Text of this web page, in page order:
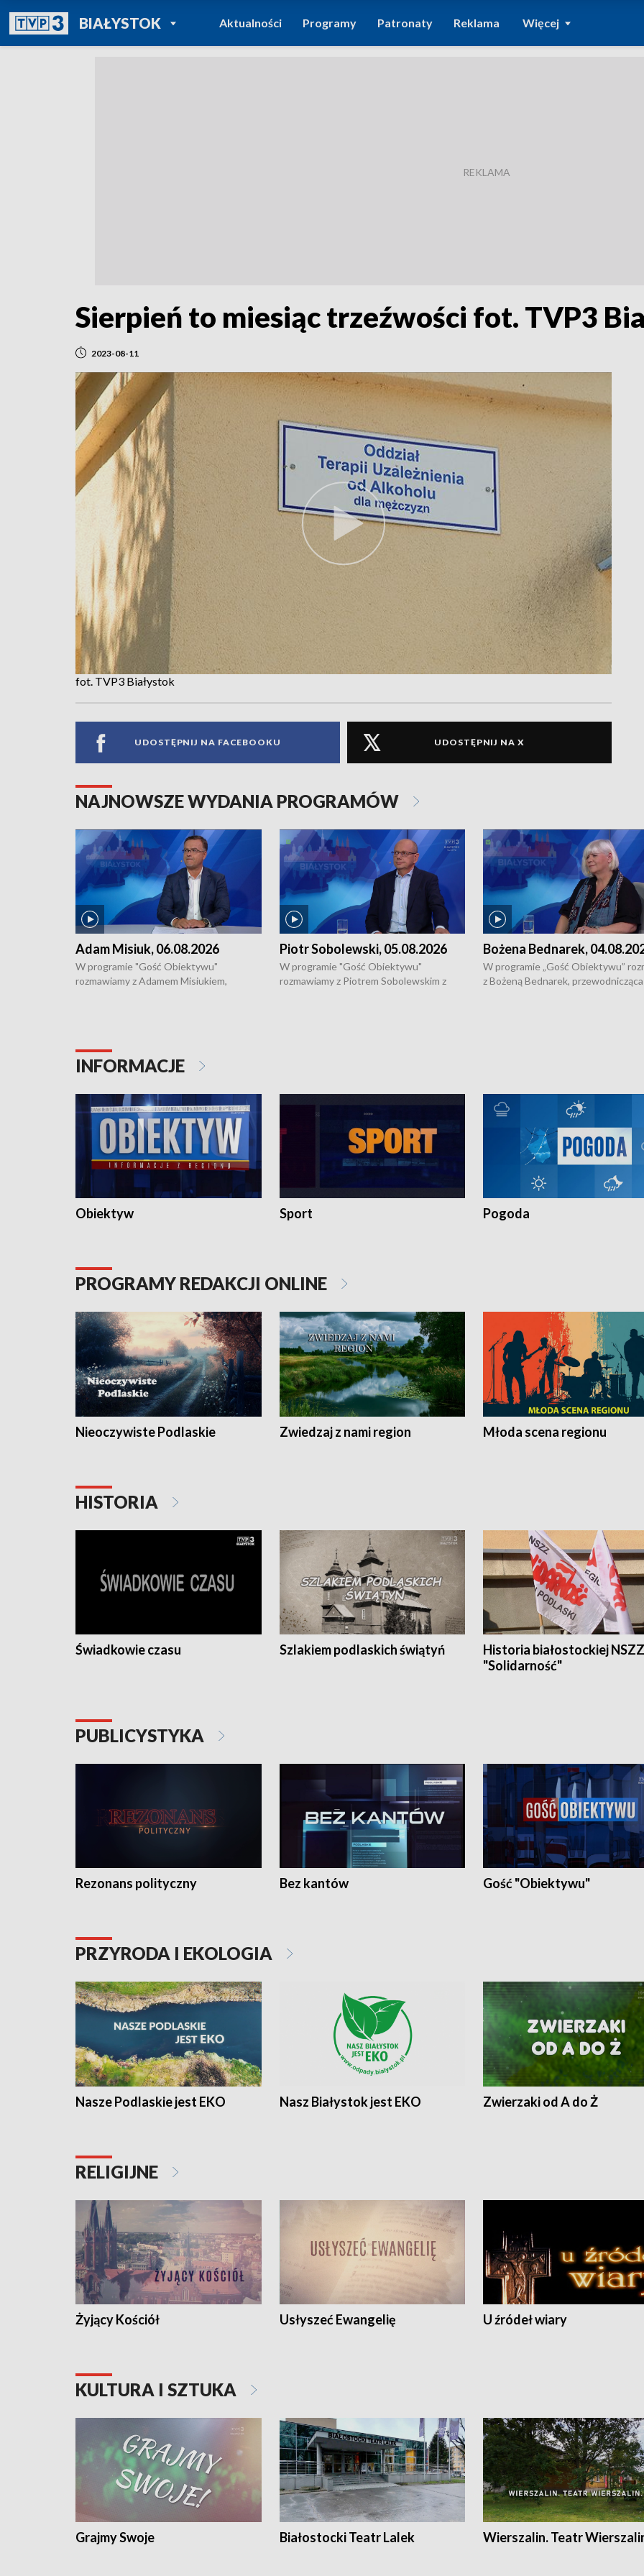
BIAŁYSTOKPOWRÓT DO
TVP REGIONY
Aktualności Programy Patronaty Reklama Więcej
Sierpień to miesiąc trzeźwości fot. TVP3
2023-08-11
fot. TVP3 Białystok
UDOSTĘPNIJ NA FACEBOOKU UDOSTĘPNIJ NA X
NAJNOWSZE WYDANIA PROGRAMÓW
Adam Misiuk, 06.08.2026
W programie "Gość Obiektywu"
rozmawiamy z Adamem Misiukiem,
Piotr Sobolewski, 05.08.2026
W programie "Gość Obiektywu"
rozmawiamy z Piotrem Sobolewskim z
Bożena Bednarek,
W programie „Gość Obiektywu”
z Bożeną Bednarek, przewodnicząca
INFORMACJE
Obiektyw Sport Pogoda
PROGRAMY REDAKCJI ONLINE
Nieoczywiste Podlaskie Zwiedzaj z nami region Młoda scena regionu
HISTORIA
Świadkowie czasu Szlakiem podlaskich świątyń
Historia białostockiej NSZZ
"Solidarność"
PUBLICYSTYKA
Rezonans polityczny Bez kantów Gość "Obiektywu"
PRZYRODA I EKOLOGIA
Nasze Podlaskie jest EKO Nasz Białystok jest EKO Zwierzaki od A do Ż
RELIGIJNE
Żyjący Kościół Usłyszeć Ewangelię U źródeł wiary
KULTURA I SZTUKA
Grajmy Swoje Białostocki Teatr Lalek Wierszalin. Teatr